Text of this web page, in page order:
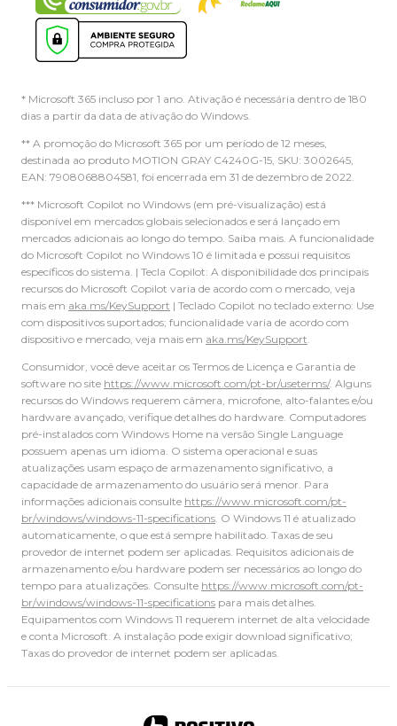
* Microsoft 365 incluso por 1 ano. Ativação é necessária dentro de 180
dias a partir da data de ativação do Windows.
** A promoção do Microsoft 365 por um período de 12 meses,
destinada ao produto MOTION GRAY C4240G-15, SKU: 3002645,
EAN: 7908068804581, foi encerrada em 31 de dezembro de 2022.
*** Microsoft Copilot no Windows (em pré-visualização) está
disponível em mercados globais selecionados e será lançado em
mercados adicionais ao longo do tempo. Saiba mais. A funcionalidade
do Microsoft Copilot no Windows 10 é limitada e possui requisitos
específicos do sistema. | Tecla Copilot: A disponibilidade dos principais
recursos do Microsoft Copilot varia de acordo com o mercado, veja
mais em aka.ms/KeySupport | Teclado Copilot no teclado externo: Use
com dispositivos suportados; funcionalidade varia de acordo com
dispositivo e mercado, veja mais em aka.ms/KeySupport
Consumidor, você deve aceitar os Termos de Licença e Garantia de
software no site https://www.microsoft.com/pt-br/useterms/. Alguns
recursos do Windows requerem câmera, microfone, alto-falantes e/ou
hardware avançado, verifique detalhes do hardware. Computadores
pré-instalados com Windows Home na versão Single Language
possuem apenas um idioma. O sistema operacional e suas
atualizações usam espaço de armazenamento significativo, a
capacidade de armazenamento do usuário será menor. Para
informações adicionais consulte https://www.microsoft.com/pt-
br/windows/windows-11-specifications . O Windows 11 é atualizado
automaticamente, o que está sempre habilitado. Taxas de seu
provedor de internet podem ser aplicadas. Requisitos adicionais de
armazenamento e/ou hardware podem ser necessários ao longo do
tempo para atualizações. Consulte https://www.microsoft.com/pt-
br/windows/windows-11-specifications para mais detalhes.
Equipamentos com Windows 11 requerem internet de alta velocidade
e conta Microsoft. A instalação pode exigir download significativo;
Taxas do provedor de internet podem ser aplicadas.